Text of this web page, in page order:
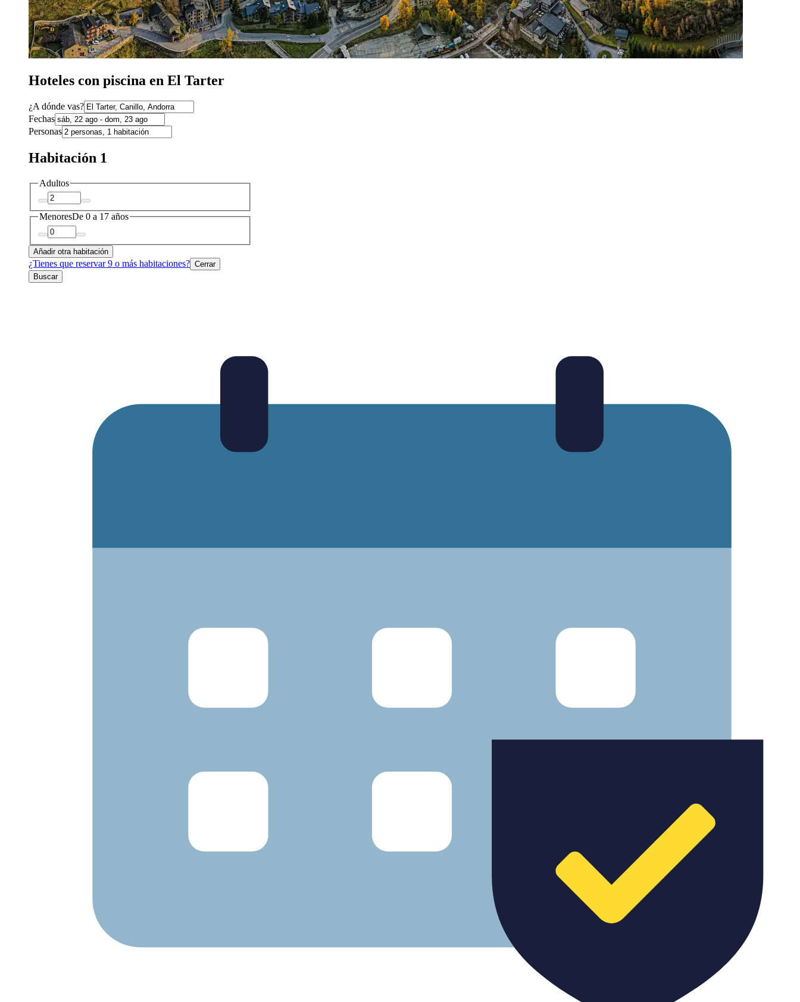
Hoteles con piscina en El Tarter
¿A dónde vas?
Fechas
Personas
Habitación 1
Adultos
MenoresDe 0 a 17 años
Añadir otra habitación
¿Tienes que reservar 9 o más habitaciones? Cerrar
Buscar